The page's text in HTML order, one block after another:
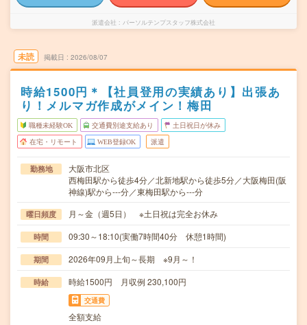
派遣会社 パーソルテンプスタッフ株式会社
未読 掲載日 2026/08/07
時給1500円＊【社員登用の実績あり】出張あ
り！メルマガ作成がメイン！梅田
職種未経験OK 交通費別途支給あり 土日祝日が休み
在宅・リモート WEB登録OK 派遣
勤務地
大阪市北区
西梅田駅から徒歩4分／北新地駅から徒歩5分／大阪梅田(阪
神線)駅から---分／東梅田駅から---分
曜日頻度 月～金（週5日） ※土日祝は完全お休み
時間 09:30～18:10(実働7時間40分 休憩1時間)
期間 2026年09月上旬～長期 ※9月～！
時給 時給1500円 月収例 230,100円
交通費
全額支給